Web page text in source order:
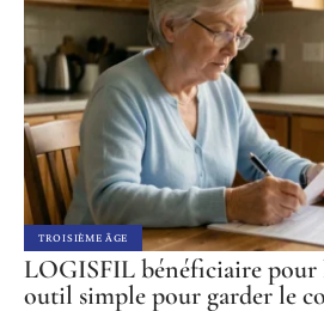
TROISIÈME ÂGE
LOGISFIL bénéficiaire pour
outil simple pour garder le